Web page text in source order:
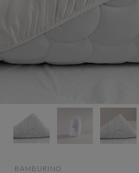
BAMBURINO